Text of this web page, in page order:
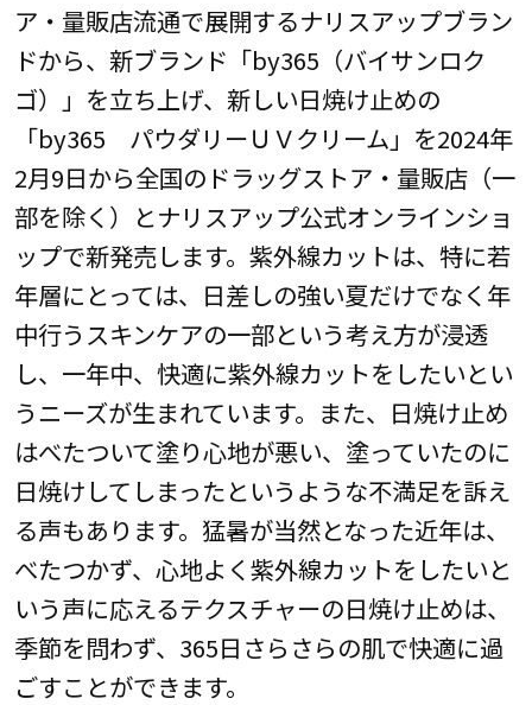
ア・量販店流通で展開するナリスアップブラン
ドから、新ブランド「by365（バイサンロク
ゴ）」を立ち上げ、新しい日焼け止めの
「by365 パウダリーＵＶクリーム」を2024年
2月9日から全国のドラッグストア・量販店（一
部を除く）とナリスアップ公式オンラインショ
ップで新発売します。紫外線カットは、特に若
年層にとっては、日差しの強い夏だけでなく年
中行うスキンケアの一部という考え方が浸透
し、一年中、快適に紫外線カットをしたいとい
うニーズが生まれています。また、日焼け止め
はべたついて塗り心地が悪い、塗っていたのに
日焼けしてしまったというような不満足を訴え
る声もあります。猛暑が当然となった近年は、
べたつかず、心地よく紫外線カットをしたいと
いう声に応えるテクスチャーの日焼け止めは、
季節を問わず、365日さらさらの肌で快適に過
ごすことができます。